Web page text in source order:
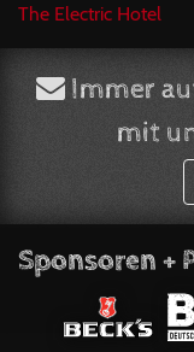
The Electric Hotel
Immer
mit
Sponsoren +